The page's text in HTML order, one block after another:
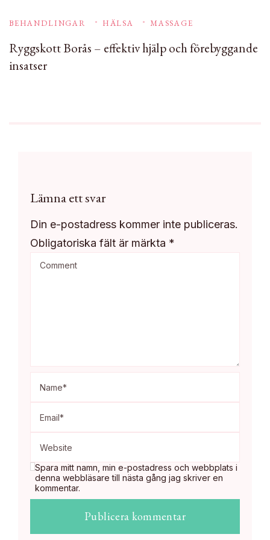
BEHANDLINGAR HÄLSA MASSAGE
Ryggskott Borås – effektiv hjälp och förebyggande
insatser
Lämna ett svar
Din e-postadress kommer inte publiceras.
Obligatoriska fält är märkta *
Spara mitt namn, min e-postadress och webbplats i
denna webbläsare till nästa gång jag skriver en
kommentar.